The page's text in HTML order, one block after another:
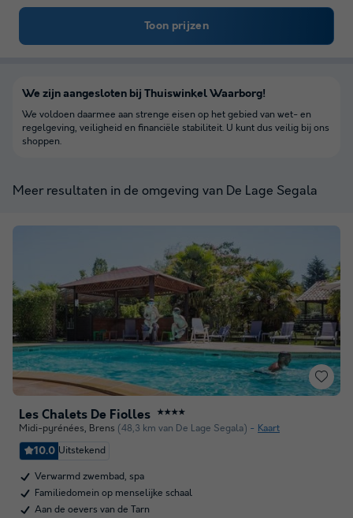
Toon prijzen
Meer resultaten in de omgeving van De Lage Segala
Les Chalets De Fiolles ★★★★
Midi-pyrénées, Brens (48,3 km van De Lage Segala) Kaart
10.0 Uitstekend
Verwarmd zwembad, spa
Familiedomein op menselijke schaal
Aan de oevers van de Tarn
We zijn aangesloten bij Thuiswinkel Waarborg!
We voldoen daarmee aan strenge eisen op het gebied van wet- en
regelgeving, veiligheid en financiële stabiliteit. U kunt dus veilig bij ons
shoppen.